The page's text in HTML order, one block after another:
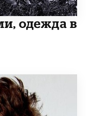
одежда в